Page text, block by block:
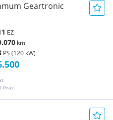
Geartronic
EZ
km
PS (120 kW)
Graz